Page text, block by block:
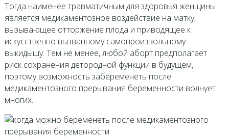
Тогда наименее травматичным для здоровья женщины
является медикаментозное воздействие на матку,
вызывающее отторжение плода и приводящее к
искусственно вызванному самопроизвольному
выкидышу. Тем не менее, любой аборт предполагает
риск сохранения детородной функции в будущем,
поэтому возможность забеременеть после
медикаментозного прерывания беременности волнует
многих.